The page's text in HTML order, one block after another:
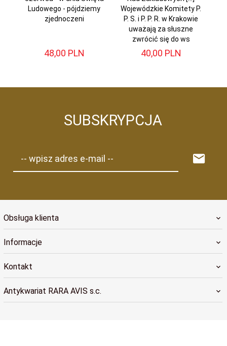
Ludowego - pójdziemy
zjednoczeni
48,00 PLN
Wojewódzkie Komitety P.
P. S. i P. P. R. w Krakowie
uważają za słuszne
zwrócić się do ws
40,00 PLN
SUBSKRYPCJA
-- wpisz adres e-mail --
Obsługa klienta
Informacje
Kontakt
Antykwariat RARA AVIS s.c.